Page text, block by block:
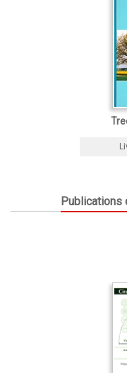
Publications